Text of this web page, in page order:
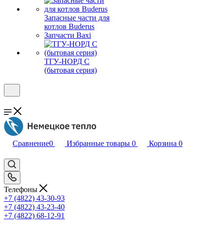
Запасные части для
котлов Buderus
Запчасти Baxi
ТГУ-НОРД С
(бытовая серия)
Сравнение0 Избранные товары 0 Корзина 0
Телефоны
+7 (4822) 43-30-93
+7 (4822) 43-23-40
+7 (4822) 68-12-91